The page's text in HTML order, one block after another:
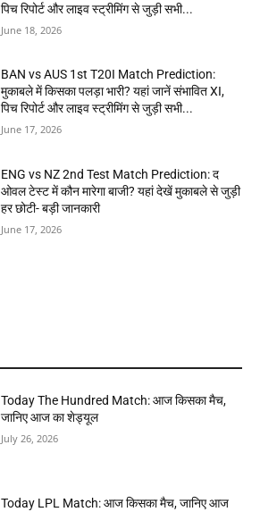
पिच रिपोर्ट और लाइव स्ट्रीमिंग से जुड़ी सभी...
June 18, 2026
BAN vs AUS 1st T20I Match Prediction:
मुकाबले में किसका पलड़ा भारी? यहां जानें संभावित XI,
पिच रिपोर्ट और लाइव स्ट्रीमिंग से जुड़ी सभी...
June 17, 2026
ENG vs NZ 2nd Test Match Prediction: द
ओवल टेस्ट में कौन मारेगा बाजी? यहां देखें मुकाबले से जुड़ी
हर छोटी- बड़ी जानकारी
June 17, 2026
Today The Hundred Match: आज किसका मैच,
जानिए आज का शेड्यूल
July 26, 2026
Today LPL Match: आज किसका मैच, जानिए आज